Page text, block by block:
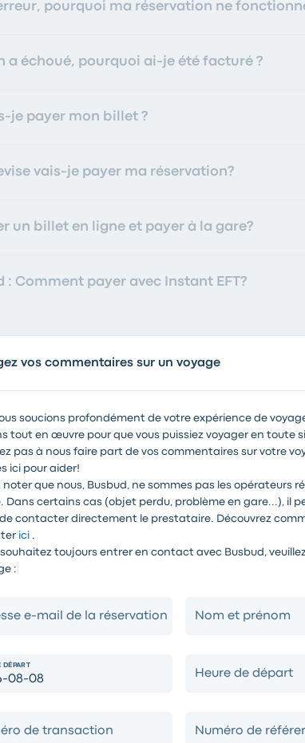
pourquoi ma réservation ne
a échoué, pourquoi ai-je été facturé ?
je payer mon billet ?
vais-je payer ma réservation?
un billet en ligne et payer à la gare?
: Comment payer avec Instant EFT?
Comment Réserver
je pas trouver l'itinéraire que je souhaite ?
un aller simple ?
un billet pour quelqu'un d'autre?
réservation de groupe ?
fauteuil roulant ?
siège ?
vos commentaires sur un voyage
soucions profondément de votre expérience de
tout en œuvre pour que vous puissiez voyager en toute
pas à nous faire part de vos commentaires sur votre
ici pour aider!
noter que nous, Busbud, ne sommes pas les opérateurs
Dans certains cas (objet perdu, problème en gare...), il
contacter directement le prestataire. Découvrez
ici .
souhaitez toujours entrer en contact avec Busbud,
:
e-mail de la réservation Nom et prénom
DÉPART
Heure de départ
de transaction Numéro de